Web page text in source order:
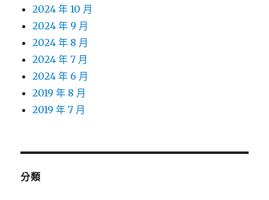
2024 年 10 月
2024 年 9 月
2024 年 8 月
2024 年 7 月
2024 年 6 月
2019 年 8 月
2019 年 7 月
分類